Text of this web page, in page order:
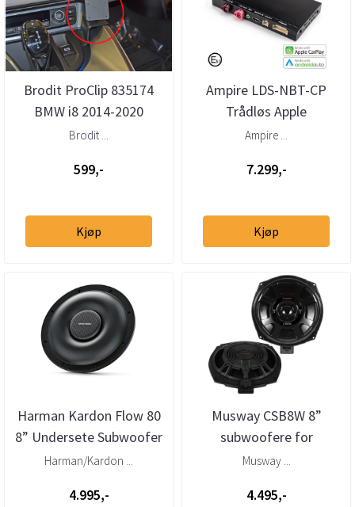
Brodit ProClip 835174
BMW i8 2014-2020
Konsoll
Brodit ...
599,-
Kjøp
Ampire LDS-NBT-CP
Trådløs Apple
CarPlay/Android Auto
Ampire ...
7.299,-
Kjøp
Harman Kardon Flow 80
8” Undersete Subwoofer
4 Ohm 125W RMS
Harman/Kardon ...
4.995,-
Musway CSB8W 8”
subwoofere for
BMW/Mini (par)
Musway ...
4.495,-